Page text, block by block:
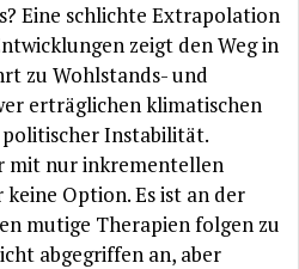
Eine schlichte Extrapolation
zeigt den Weg in
zu Wohlstands- und
erträglichenklimatischen
Instabilität.
mit nur inkrementellen
keine Option. Es ist an der
mutige Therapien folgen zu
abgegriffen an, aber